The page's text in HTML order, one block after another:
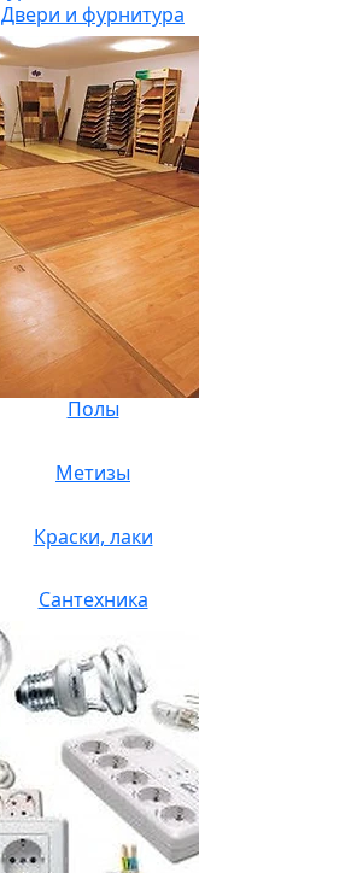
Двери и фурнитура
Полы
Метизы
Краски, лаки
Сантехника